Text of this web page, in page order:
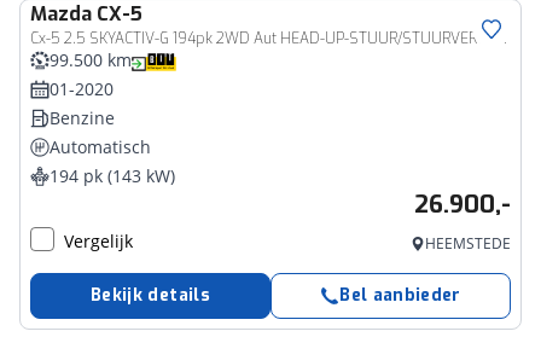
Mazda CX-5
Cx-5 2.5 SKYACTIV-G 194pk 2WD Aut HEAD-UP-STUUR/STUURVERW/LEER.BOVAG
99.500 km
01-2020
Benzine
Automatisch
194 pk (143 kW)
26.900,-
Vergelijk HEEMSTEDE
Bekijk details Bel aanbieder